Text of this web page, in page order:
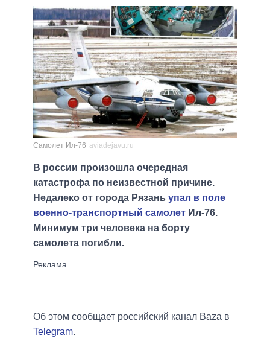
ВСЕ ПЕРСОНЫ
Самолет Ил-76 aviadejavu.ru
В россии произошла очередная
катастрофа по неизвестной причине.
Недалеко от города Рязань упал в поле
военно-транспортный самолет Ил-76.
Минимум три человека на борту
самолета погибли.
Об этом сообщает российский канал Baza в
Telegram.